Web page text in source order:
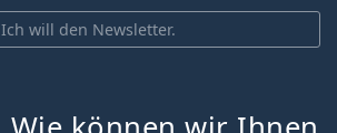
Ich will den Newsletter.